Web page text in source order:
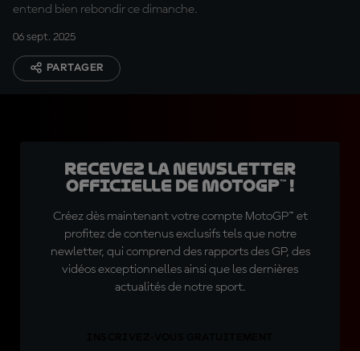
entend bien rebondir ce dimanche.
06 sept. 2025
PARTAGER
Recevez la Newsletter
officielle de MotoGP™ !
Créez dès maintenant votre compte MotoGP™ et
profitez de contenus exclusifs tels que notre
newletter, qui comprend des rapports des GP, des
vidéos exceptionnelles ainsi que les dernières
actualités de notre sport.